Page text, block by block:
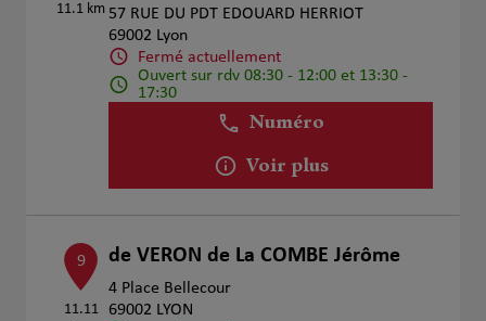
11.1 km 57 RUE DU PDT EDOUARD HERRIOT
69002 Lyon
Fermé actuellement
Ouvert sur rdv 08:30 - 12:00 et 13:30 -
17:30
Numéro
Voir plus
9
11.11
de VERON de La COMBE Jérôme
4 Place Bellecour
69002 LYON